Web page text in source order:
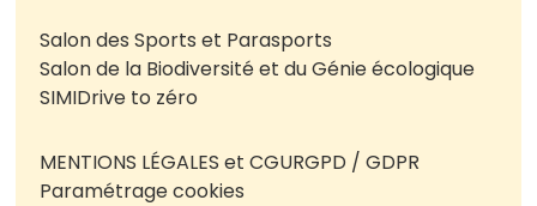
Salon des Sports et Parasports
Salon de la Biodiversité et du Génie écologique
SIMIDrive to zéro
MENTIONS LÉGALES et CGURGPD / GDPR
Paramétrage cookies